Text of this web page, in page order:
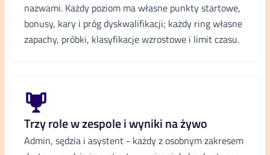
nazwami. Każdy poziom ma własne punkty startowe,
bonusy, kary i próg dyskwalifikacji; każdy ring własne
zapachy, próbki, klasyfikacje wzrostowe i limit czasu.
Trzy role w zespole i wyniki na żywo
Admin, sędzia i asystent - każdy z osobnym zakresem